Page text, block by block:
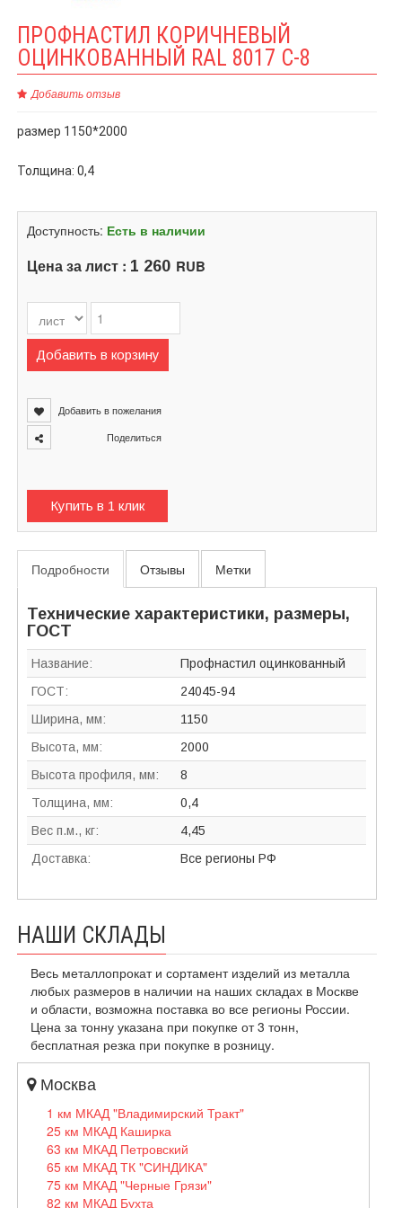
ПРОФНАСТИЛ КОРИЧНЕВЫЙ
ОЦИНКОВАННЫЙ RAL 8017 C-8
Добавить отзыв
размер 1150*2000
Толщина: 0,4
Доступность: Есть в наличии
Цена за лист : 1 260 RUB
Добавить в корзину
Добавить в пожелания
Поделиться
Купить в 1 клик
Подробности Отзывы Метки
Технические характеристики, размеры,
ГОСТ
Название:
Профнастил оцинкованный
ГОСТ:
24045-94
Ширина, мм:
1150
Высота, мм:
2000
Высота профиля, мм:
8
Толщина, мм:
0,4
Вес п.м., кг:
4,45
Доставка:
Все регионы РФ
НАШИ СКЛАДЫ
Весь металлопрокат и сортамент изделий из металла
любых размеров в наличии на наших складах в Москве
и области, возможна поставка во все регионы России.
Цена за тонну указана при покупке от 3 тонн,
бесплатная резка при покупке в розницу.
Москва
1 км МКАД "Владимирский Тракт"
25 км МКАД Каширка
63 км МКАД Петровский
65 км МКАД ТК "СИНДИКА"
75 км МКАД "Черные Грязи"
82 км МКАД Бухта